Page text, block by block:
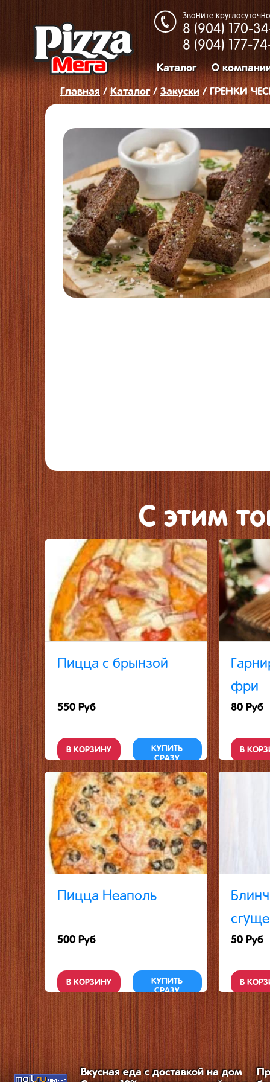
Звоните
8 (904) 170-
8 (904) 177-
Каталог О
Главная/ Каталог/ Закуcки / ГРЕНКИ
C этим
Пицца с брынзой
550 Руб
В КОРЗИНУ
КУПИТЬ
СРАЗУ
фри
80 Руб
В
Пицца Неаполь
500 Руб
В КОРЗИНУ
КУПИТЬ
СРАЗУ
50 Руб
В
Вкусная еда с доставкой на дом